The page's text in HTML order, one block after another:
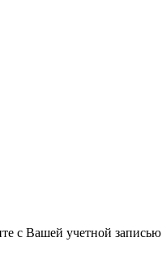
с Вашей учетной записью